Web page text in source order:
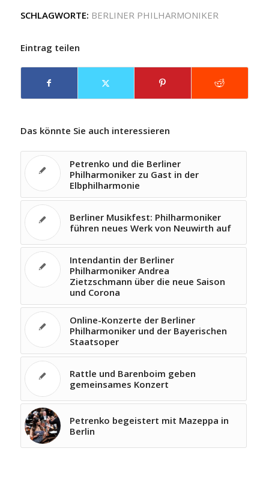
SCHLAGWORTE: BERLINER PHILHARMONIKER
Eintrag teilen
Das könnte Sie auch interessieren
Petrenko und die Berliner
Philharmoniker zu Gast in der
Elbphilharmonie
Berliner Musikfest: Philharmoniker
führen neues Werk von Neuwirth auf
Intendantin der Berliner
Philharmoniker Andrea
Zietzschmann über die neue Saison
und Corona
Online-Konzerte der Berliner
Philharmoniker und der Bayerischen
Staatsoper
Rattle und Barenboim geben
gemeinsames Konzert
Petrenko begeistert mit Mazeppa in
Berlin